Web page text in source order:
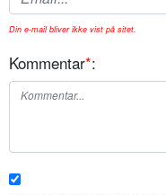
Din e-mail bliver ikke vist på sitet.
Kommentar*: